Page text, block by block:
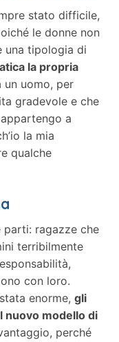
stato difficile,
le donne non
una tipologia di
la propria
un uomo, per
gradevole e che
a
la mia
qualche
parti: ragazze che
terribilmente
con loro.
enorme, gli
nuovo modello di
perché